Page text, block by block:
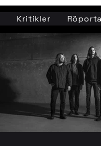
Kritikler